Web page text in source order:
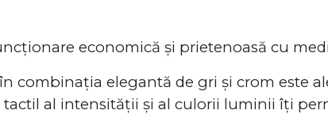
economică și prietenoasă cu
combinația elegantă de gri și crom este
al intensității și al culorii luminii îți